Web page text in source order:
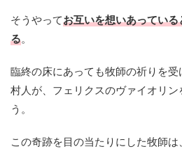
そうやってお互いを想いあってい
る。
臨終の床にあっても牧師の祈りを
村人が、フェリクスのヴァイオリン
う。
この奇跡を目の当たりにした牧師